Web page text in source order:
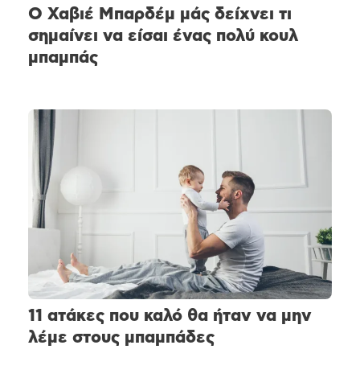
Ο Χαβιέ Μπαρδέμ μάς δείχνει τι
σημαίνει να είσαι ένας πολύ κουλ
μπαμπάς
11 ατάκες που καλό θα ήταν να μην
λέμε στους μπαμπάδες